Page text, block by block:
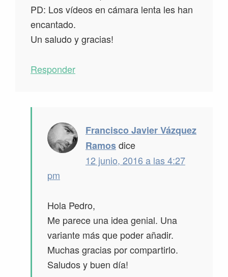
PD: Los vídeos en cámara lenta les han
encantado.
Un saludo y gracias!
Responder
Francisco Javier Vázquez
Ramosdice
12 junio, 2016 a las 4:27
pm
Hola Pedro,
Me parece una idea genial. Una
variante más que poder añadir.
Muchas gracias por compartirlo.
Saludos y buen día!